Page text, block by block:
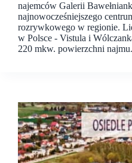
najemców Galerii
najnowocześniejszego
rozrywkowego w regionie.
w Polsce - Vistula i
220 mkw. powierzchni najmu.